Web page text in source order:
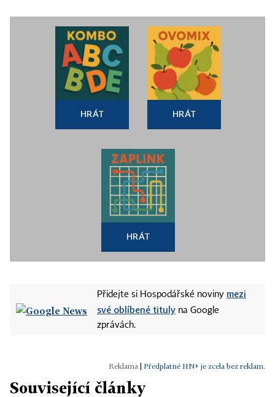
HRÁT HRÁT
HRÁT
Přidejte si Hospodářské noviny mezi
své oblíbené tituly na Google
zprávách.
Předplatné HN+ je zcela bez reklam.
Související články